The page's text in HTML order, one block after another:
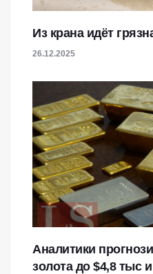
Из крана идёт
26.12.2025
Аналитики
золота до $4,8 тыс